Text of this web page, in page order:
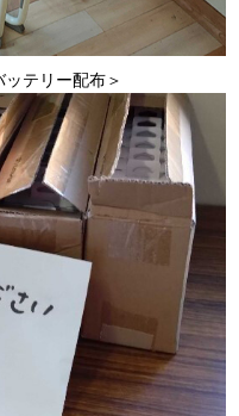
テリー配布＞